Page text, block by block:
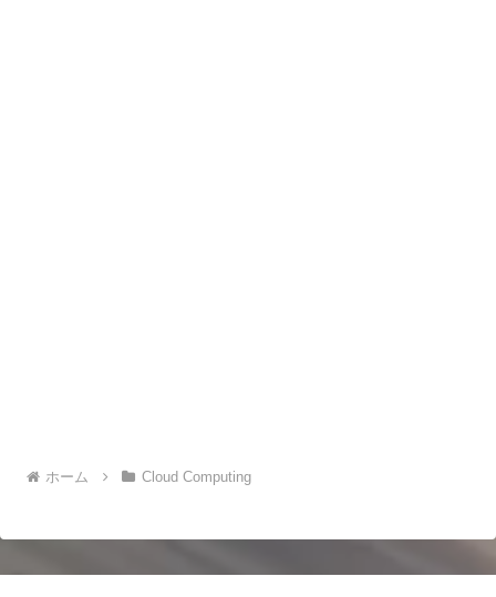
ホーム Cloud Computing